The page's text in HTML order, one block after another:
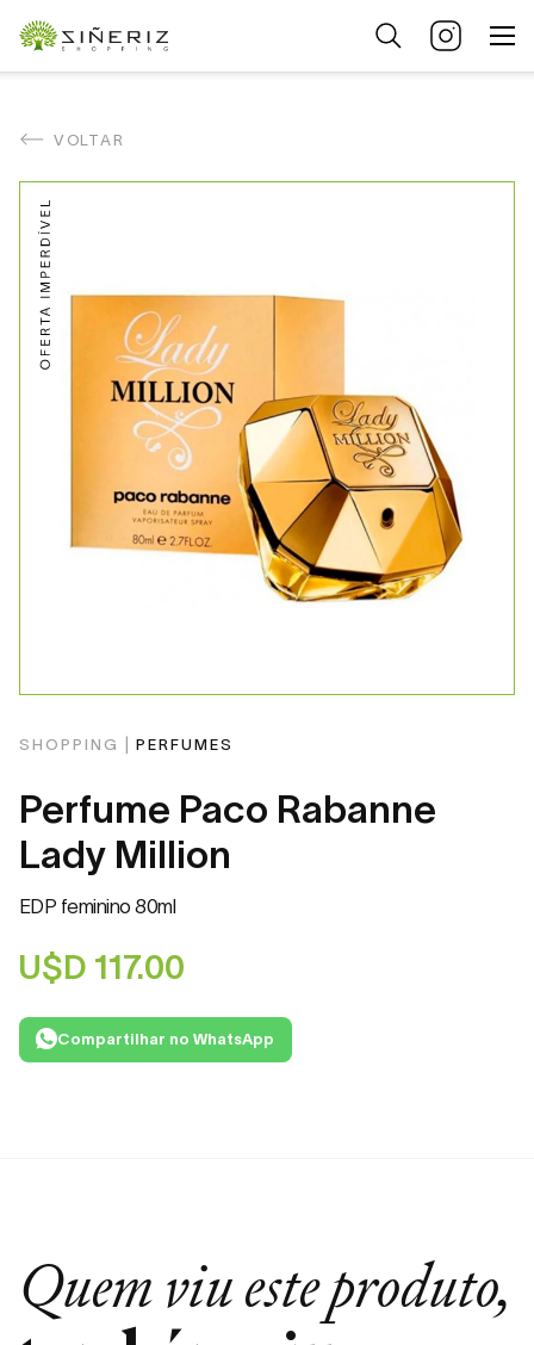
VOLTAR
SHOPPING | PERFUMES
Perfume Paco Rabanne
Lady Million
EDP feminino 80ml
U$D 117.00
Compartilhar no WhatsApp
Quem viu este produto,